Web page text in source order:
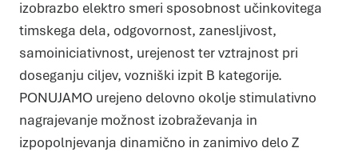
izobrazbo elektro smeri sposobnost učinkovitega
timskega dela, odgovornost, zanesljivost,
samoiniciativnost, urejenost ter vztrajnost pri
doseganju ciljev, vozniški izpit B kategorije.
PONUJAMO urejeno delovno okolje stimulativno
nagrajevanje možnost izobraževanja in
izpopolnjevanja dinamično in zanimivo delo Z
Piškotki
Piškotke uporabljamo za prilagoditev vsebin in oglasov, za
zagotavljanje funkcij družbenih medijev in za analize našega